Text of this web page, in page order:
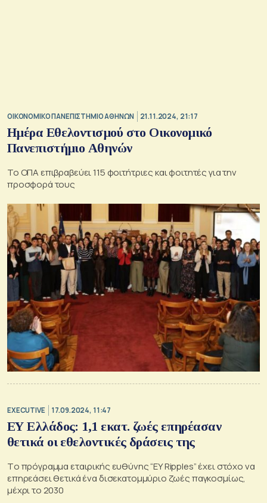
ΟΙΚΟΝΟΜΙΚΟ ΠΑΝΕΠΙΣΤΗΜΙΟ ΑΘΗΝΩΝ 21.11.2024, 21:17
Ημέρα Εθελοντισμού στο Οικονομικό
Πανεπιστήμιο Αθηνών
Το ΟΠΑ επιβραβεύει 115 φοιτήτριες και φοιτητές για την
προσφορά τους
EXECUTIVE 17.09.2024, 11:47
ΕΥ Ελλάδος: 1,1 εκατ. ζωές επηρέασαν
θετικά οι εθελοντικές δράσεις της
Tο πρόγραμμα εταιρικής ευθύνης “EY Ripples” έχει στόχο να
επηρεάσει θετικά ένα δισεκατομμύριο ζωές παγκοσμίως,
μέχρι το 2030